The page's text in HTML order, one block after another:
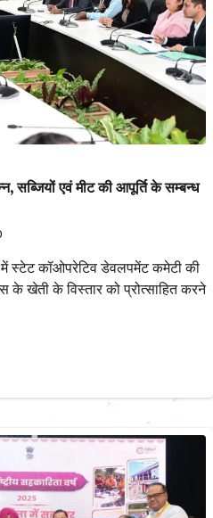
सब्जियों एवं मीट की आपूर्ति के सम्बन्ध
में स्टेट कॉओपरेटिव डेवलपमेंट कमेटी की
के खेती के विस्तार को प्रोत्साहित करने